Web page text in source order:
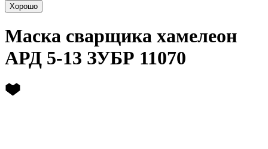
Хорошо
Маска сварщика хамелеон
АРД 5-13 ЗУБР 11070